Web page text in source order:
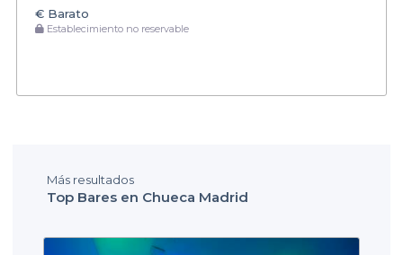
€ Barato
Establecimiento no reservable
Más resultados
Top Bares en Chueca Madrid